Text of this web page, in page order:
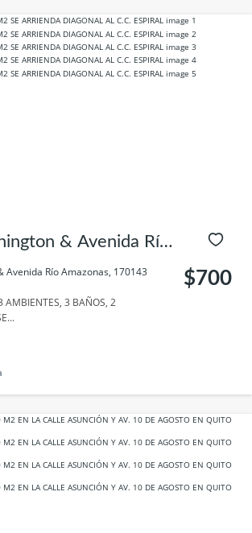
& Avenida Río
170143 Quito,
Avenida Río Amazonas, 170143
AMBIENTES, 3 BAÑOS, 2
$700